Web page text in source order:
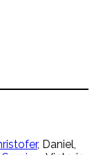
, Daniel,